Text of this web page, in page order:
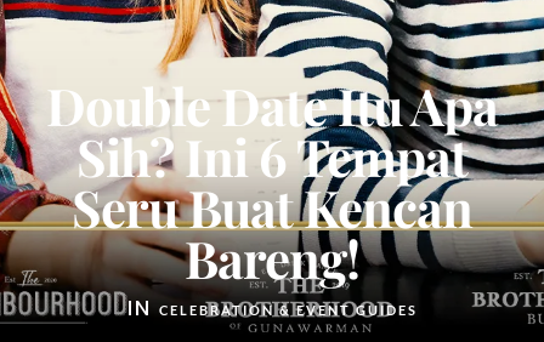
Double Date Itu Apa
Sih? Ini 6 Tempat
Seru Buat Kencan
Bareng!
INCELEBRATION & EVENT GUIDES